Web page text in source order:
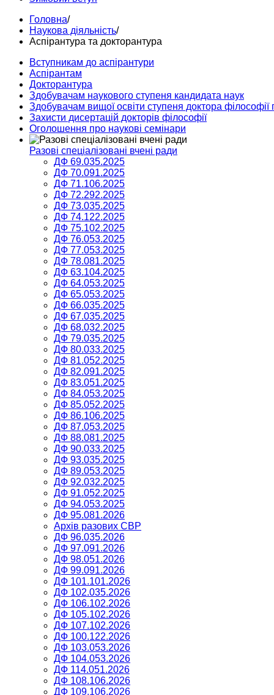
Головна/
Наукова діяльність/
Аспірантура та докторантура
Вступникам до аспірантури
Аспірантам
Докторантура
Здобувачам наукового ступеня кандидата наук
Здобувачам вищої освіти ступеня доктора філософії
Захисти дисертацій докторів філософії
Оголошення про наукові семінари
Разові спеціалізовані вчені ради
ДФ 69.035.2025
ДФ 70.091.2025
ДФ 71.106.2025
ДФ 72.292.2025
ДФ 73.035.2025
ДФ 74.122.2025
ДФ 75.102.2025
ДФ 76.053.2025
ДФ 77.053.2025
ДФ 78.081.2025
ДФ 63.104.2025
ДФ 64.053.2025
ДФ 65.053.2025
ДФ 66.035.2025
ДФ 67.035.2025
ДФ 68.032.2025
ДФ 79.035.2025
ДФ 80.033.2025
ДФ 81.052.2025
ДФ 82.091.2025
ДФ 83.051.2025
ДФ 84.053.2025
ДФ 85.052.2025
ДФ 86.106.2025
ДФ 87.053.2025
ДФ 88.081.2025
ДФ 90.033.2025
ДФ 93.035.2025
ДФ 89.053.2025
ДФ 92.032.2025
ДФ 91.052.2025
ДФ 94.053.2025
ДФ 95.081.2026
Архів разових СВР
ДФ 96.035.2026
ДФ 97.091.2026
ДФ 98.051.2026
ДФ 99.091.2026
ДФ 101.101.2026
ДФ 102.035.2026
ДФ 106.102.2026
ДФ 105.102.2026
ДФ 107.102.2026
ДФ 100.122.2026
ДФ 103.053.2026
ДФ 104.053.2026
ДФ 114.051.2026
ДФ 108.106.2026
ДФ 109.106.2026